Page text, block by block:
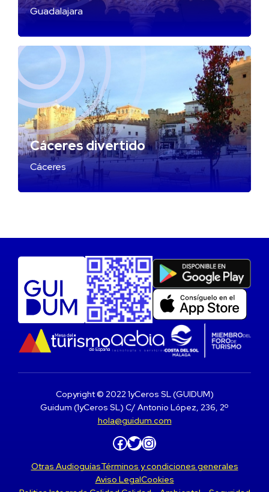
Guadalajara
Cáceres divertido
Cáceres
Copyright © 2022 1yCeros SL (GUIDUM)
Guidum (1yCeros SL) C/ Antonio López, 236, 2º
hola@guidum.com
Facebook Twitter Instagram
Otras AudioguíasTérminos y condiciones generales
Aviso LegalCookies